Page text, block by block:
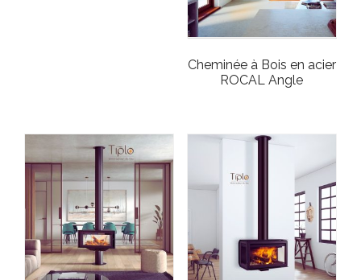
Cheminée à Bois en acier
ROCAL Angle